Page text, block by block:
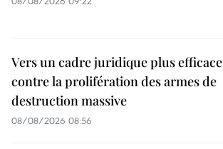
Vers un cadre juridique plus efficace
contre la prolifération des armes de
destruction massive
08/08/2026 08:56